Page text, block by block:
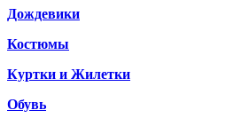
Дождевики
Костюмы
Куртки и Жилетки
Обувь